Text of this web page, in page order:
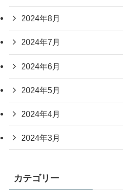
2024年8月
2024年7月
2024年6月
2024年5月
2024年4月
2024年3月
カテゴリー